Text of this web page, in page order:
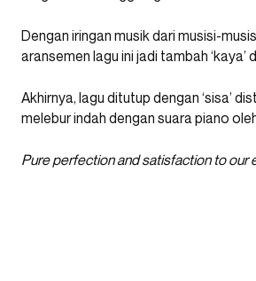
Dengan iringan musik dari musisi-
aransemen lagu ini jadi tambah ‘kaya’
Akhirnya, lagu ditutup dengan ‘sisa’
melebur indah dengan suara piano
Pure perfection and satisfaction to our